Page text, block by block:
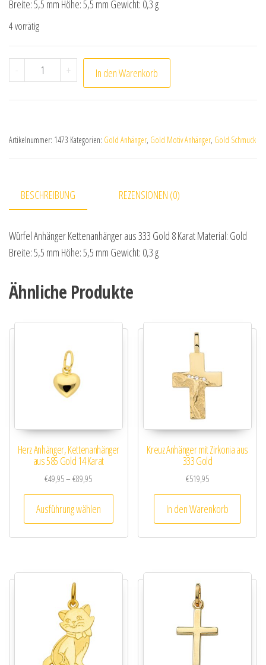
Breite: 5,5 mm Höhe: 5,5 mm Gewicht: 0,3 g
4 vorrätig
- Würfel Anhänger Kettenanhänger aus 333 Gold 8 Karat
+ In den Warenkorb
Artikelnummer: 1473 Kategorien: Gold Anhänger, Gold Motiv Anhänger, Gold Schmuck
BESCHREIBUNG REZENSIONEN (0)
Würfel Anhänger Kettenanhänger aus 333 Gold 8 Karat Material: Gold
Breite: 5,5 mm Höhe: 5,5 mm Gewicht: 0,3 g
Ähnliche Produkte
Herz Anhänger, Kettenanhänger
aus 585 Gold 14 Karat
€49,95–€89,95Preisspanne: €49,95 bis €89,95
Ausführung wählen
Dieses Produkt weist mehrere Varianten
Kreuz Anhänger mit Zirkonia aus
333 Gold
€519,95
In den Warenkorb